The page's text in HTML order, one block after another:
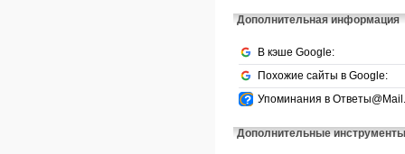
Дополнительная информация
В кэше Google:
Похожие сайты в Google:
Упоминания в
Дополнительные инструменты